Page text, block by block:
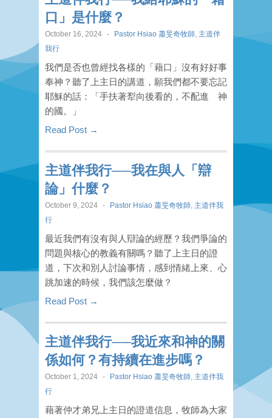
口」是什麼？
October 16, 2024 - Pastor Hsiao 蕭旻奇牧師 主道伴
我行
我們是否也曾經找各樣的「藉口」沒有好好事
奉神？聽了上主日的講道，願我們都不要忘記
耶穌的話：「手扶著犁向後看的，不配進 神
的國。」
Read Post →
主道伴我行──我在與人「辯
論」什麼？
October 9, 2024 - Pastor Hsiao 蕭旻奇牧師 主道伴我
行
最近我們有沒有與人辯論的經歷？我們爭論的
問題與核心的教義有關嗎？聽了上主日的證
道，下次和別人討論事情，感到情緒上來、心
跳加速的時候，我們該怎麼做？
Read Post →
主道伴我行──我近來和神的關
係如何？有持續在進步嗎？
October 1, 2024 - Pastor Hsiao 蕭旻奇牧師 主道伴我
行
藉著仲才弟兄上主日的證道信息，牧師為大家